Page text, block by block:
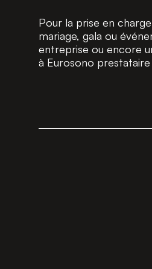
Pour la prise en
mariage, gala ou
entreprise ou encore
à Eurosono